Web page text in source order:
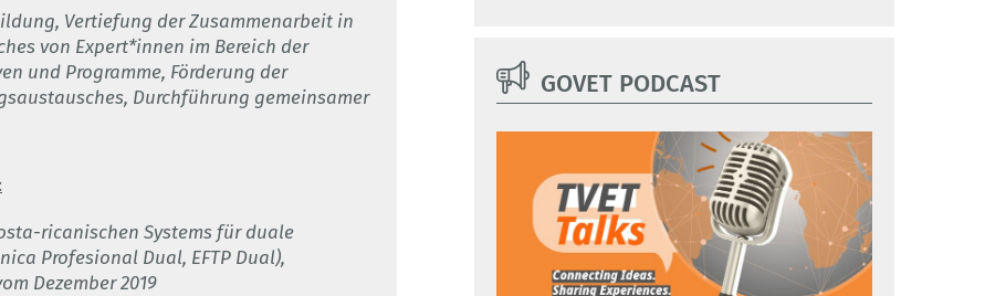
Vertiefung der Zusammenarbeit in
von Expert*innen im Bereich der
und Programme, Förderung der
Durchführung gemeinsamer
ricanischen Systems für duale
Profesional Dual, EFTP Dual),
Dezember 2019
GOVET PODCAST